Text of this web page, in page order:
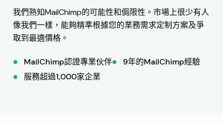
我們熟知MailChimp的可能性和侷限性。市場上很少有人
像我們一樣，能夠精準根據您的業務需求定制方案及爭
取到最適價格。
MailChimp認證專業伙伴
9年的MailChimp經驗
服務超過1,000家企業